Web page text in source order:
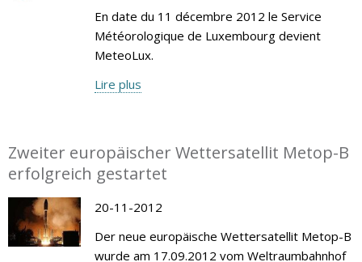
En date du 11 décembre 2012 le Service
Météorologique de Luxembourg devient
MeteoLux.
Lire plus
Zweiter europäischer Wettersatellit Metop-B
erfolgreich gestartet
20-11-2012
Der neue europäische Wettersatellit Metop-B
wurde am 17.09.2012 vom Weltraumbahnhof